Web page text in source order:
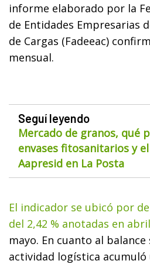
informe elaborado por la
de Entidades Empresarias
de Cargas (Fadeeac)
mensual.
Seguí leyendo
Mercado de granos, qué
envases fitosanitarios y
Aapresid en La Posta
El indicador se ubicó por
del 2,42 % anotadas en abril
mayo. En cuanto al
actividad logística